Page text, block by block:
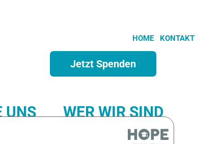
Jetzt Spenden
UNS WER WIR SIND
HOME KONTAKT